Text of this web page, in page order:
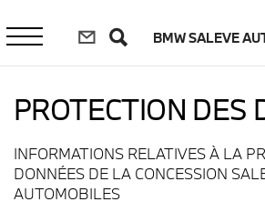
contenu
principal
BMW SALEVE
PROTECTION DES
INFORMATIONS RELATIVES À LA
DONNÉES DE LA CONCESSION
AUTOMOBILES